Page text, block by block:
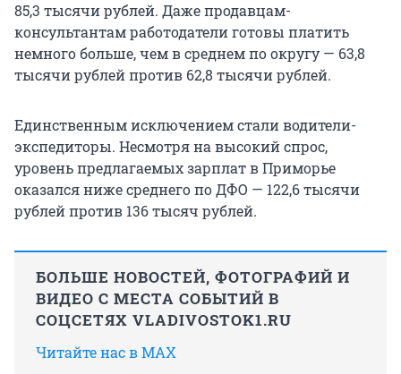
85,3 тысячи рублей. Даже продавцам-
консультантам работодатели готовы платить
немного больше, чем в среднем по округу — 63,8
тысячи рублей против 62,8 тысячи рублей.
Единственным исключением стали водители-
экспедиторы. Несмотря на высокий спрос,
уровень предлагаемых зарплат в Приморье
оказался ниже среднего по ДФО — 122,6 тысячи
рублей против 136 тысяч рублей.
БОЛЬШЕ НОВОСТЕЙ, ФОТОГРАФИЙ И
ВИДЕО С МЕСТА СОБЫТИЙ В
СОЦСЕТЯХ VLADIVOSTOK1.RU
Читайте нас в MAX